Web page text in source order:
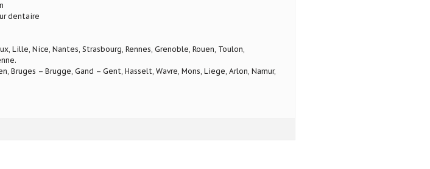
dentaire
Lille, Nice, Nantes, Strasbourg, Rennes, Grenoble, Rouen, Toulon,
Bruges – Brugge, Gand – Gent, Hasselt, Wavre, Mons, Liege, Arlon, Namur,